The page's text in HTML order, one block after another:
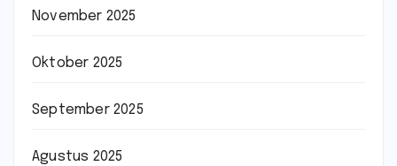
November 2025
Oktober 2025
September 2025
Agustus 2025